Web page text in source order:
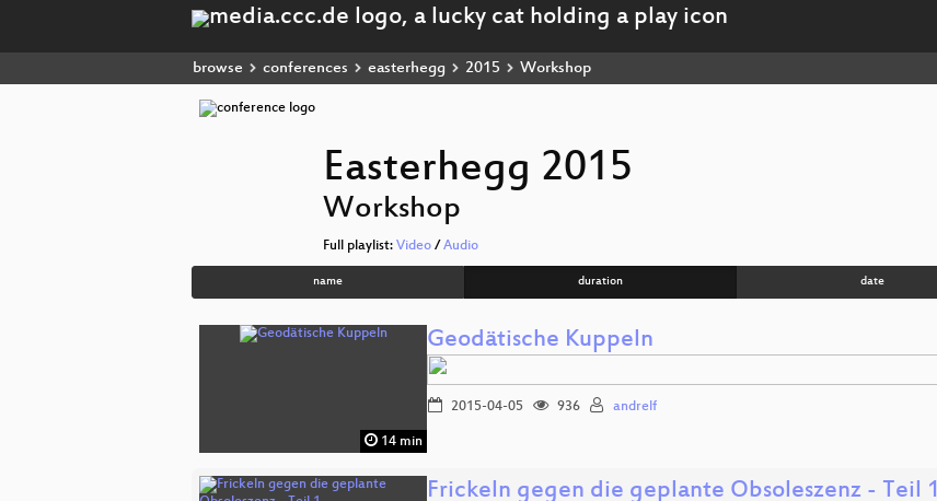
browse conferences easterhegg 2015 Workshop
Easterhegg 2015
Workshop
Full playlist: Video / Audio
name duration date
14 min
Geodätische Kuppeln
2015-04-05 936 andrelf
Frickeln gegen die geplante Obsoleszenz - Teil 1